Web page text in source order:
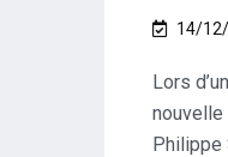
14/
Lors
nouvelle
Philippe